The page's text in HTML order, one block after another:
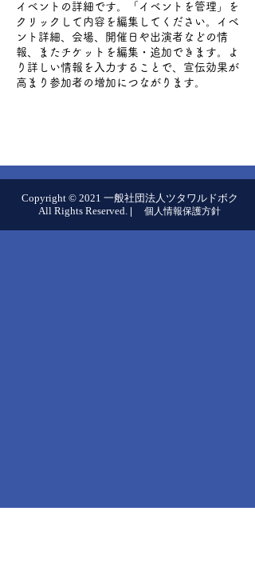
イベントの詳細です。「イベントを管理」を
クリックして内容を編集してください。イベ
ント詳細、会場、開催日や出演者などの情
報、またチケットを編集・追加できます。よ
り詳しい情報を入力することで、宣伝効果が
高まり参加者の増加につながります。
Copyright © 2021 一般社団法人ツタワルドボク
All Rights Reserved.
個人情報保護方針